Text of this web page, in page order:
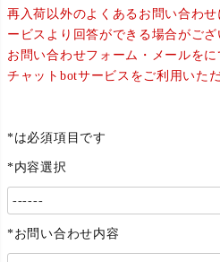
再入荷以外のよくあるお問い合わ
ービスより回答ができる場合がござ
お問い合わせフォーム・メールを
チャットbotサービスをご利用いた
*は必須項目です
*内容選択
*お問い合わせ内容